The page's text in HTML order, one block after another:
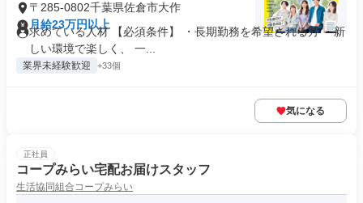
〒285-0802千葉県佐倉市大作
月給23万円以上
求めている人材 【必須条件】 ・長期勤務を希望される方 ・新
しい環境で楽しく、 一...
業界未経験歓迎 +33個
気になる
正社員
コープみらい宅配お届けスタッフ
生活協同組合コープみらい